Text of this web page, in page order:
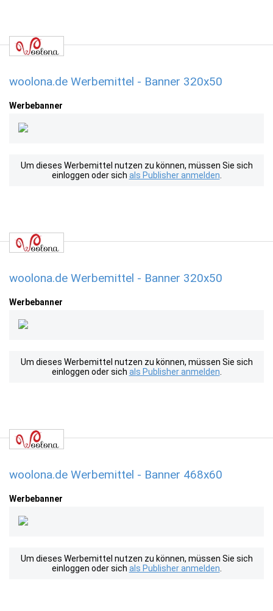
woolona.de Werbemittel - Banner 320x50
Werbebanner
Um dieses Werbemittel nutzen zu können, müssen Sie sich
einloggen oder sich als Publisher anmelden
woolona.de Werbemittel - Banner 320x50
Werbebanner
Um dieses Werbemittel nutzen zu können, müssen Sie sich
einloggen oder sich als Publisher anmelden
woolona.de Werbemittel - Banner 468x60
Werbebanner
Um dieses Werbemittel nutzen zu können, müssen Sie sich
einloggen oder sich als Publisher anmelden